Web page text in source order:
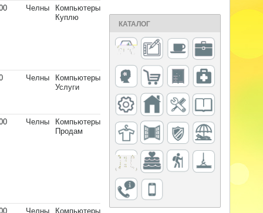
КАТАЛОГ
Челны
Компьютеры
Куплю
Челны
Компьютеры
Услуги
Челны
Компьютеры
Продам
Челны
Компьютеры